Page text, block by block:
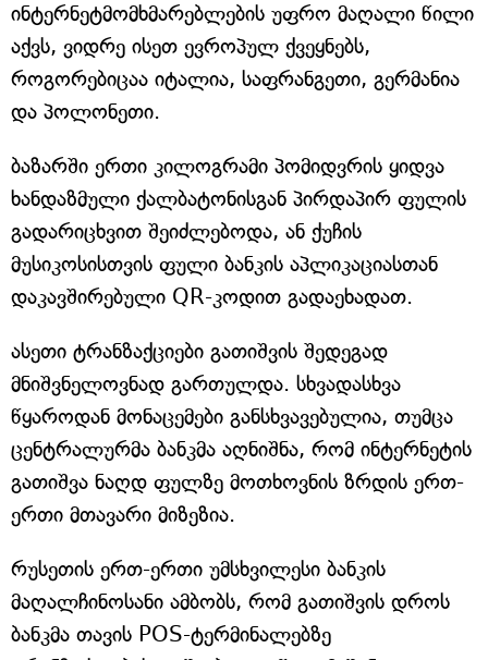
ინტერნეტმომხმარებლების უფრო მაღალი წილი
აქვს, ვიდრე ისეთ ევროპულ ქვეყნებს,
როგორებიცაა იტალია, საფრანგეთი, გერმანია
და პოლონეთი.
ბაზარში ერთი კილოგრამი პომიდვრის ყიდვა
ხანდაზმული ქალბატონისგან პირდაპირ ფულის
გადარიცხვით შეიძლებოდა, ან ქუჩის
მუსიკოსისთვის ფული ბანკის აპლიკაციასთან
დაკავშირებული QR-კოდით გადაეხადათ.
ასეთი ტრანზაქციები გათიშვის შედეგად
მნიშვნელოვნად გართულდა. სხვადასხვა
წყაროდან მონაცემები განსხვავებულია, თუმცა
ცენტრალურმა ბანკმა აღნიშნა, რომ ინტერნეტის
გათიშვა ნაღდ ფულზე მოთხოვნის ზრდის ერთ-
ერთი მთავარი მიზეზია.
რუსეთის ერთ-ერთი უმსხვილესი ბანკის
მაღალჩინოსანი ამბობს, რომ გათიშვის დროს
ბანკმა თავის POS-ტერმინალებზე